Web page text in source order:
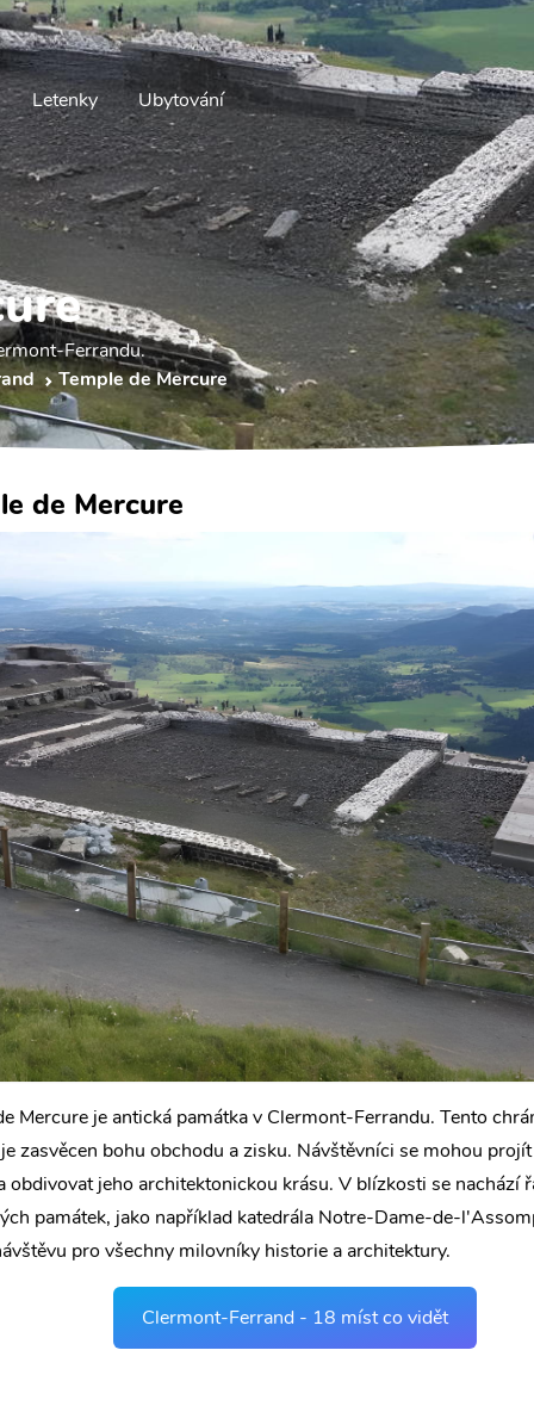
Letenky Ubytování
Ferrandu.
Temple de Mercure
de Mercure
Mercure je antická památka v Clermont-Ferrandu. Tento
zasvěcen bohu obchodu a zisku. Návštěvníci se mohou
obdivovat jeho architektonickou krásu. V blízkosti se nachází
památek, jako například katedrála Notre-Dame-de-
pro všechny milovníky historie a architektury.
Clermont-Ferrand - 18 míst co vidět